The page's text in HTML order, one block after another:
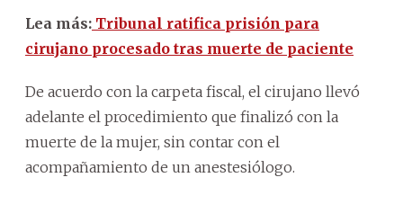
Lea más: Tribunal ratifica prisión para
cirujano procesado tras muerte de paciente
De acuerdo con la carpeta fiscal, el cirujano llevó
adelante el procedimiento que finalizó con la
muerte de la mujer, sin contar con el
acompañamiento de un anestesiólogo.